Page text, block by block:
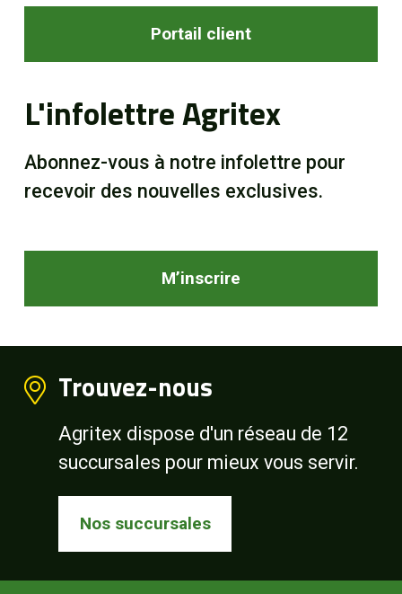
Portail client
L'infolettre Agritex
Abonnez-vous à notre infolettre pour
recevoir des nouvelles exclusives.
M’inscrire
Trouvez-nous
Agritex dispose d'un réseau de 12
succursales pour mieux vous servir.
Nos succursales